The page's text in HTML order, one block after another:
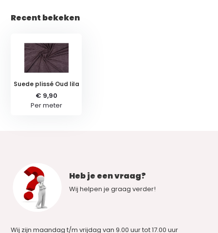
Recent bekeken
Suede plissé Oud lila
€ 9,90
Per meter
Heb je een vraag?
Wij helpen je graag verder!
Wij zijn maandag t/m vrijdag van 9.00 uur tot 17.00 uur